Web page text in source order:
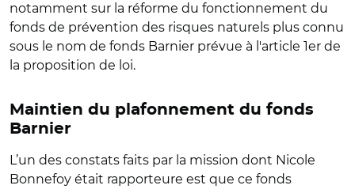
notamment sur la réforme du fonctionnement du
fonds de prévention des risques naturels plus connu
sous le nom de fonds Barnier prévue à l'article 1er de
la proposition de loi.
Maintien du plafonnement du fonds
Barnier
L’un des constats faits par la mission dont Nicole
Bonnefoy était rapporteure est que ce fonds